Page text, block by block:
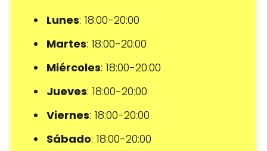
Lunes: 18:00-20:00
Martes: 18:00-20:00
Miércoles: 18:00-20:00
Jueves: 18:00-20:00
Viernes: 18:00-20:00
Sábado: 18:00-20:00